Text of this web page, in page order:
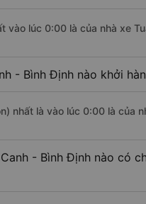
vào lúc 0:00 là của nhà xe
- Bình Định nào khởi
nhất là vào lúc 0:00 là của
- Bình Định nào có